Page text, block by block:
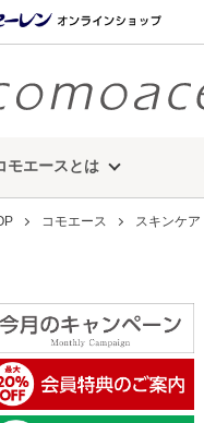
モエースとは
コモエース スキンケア